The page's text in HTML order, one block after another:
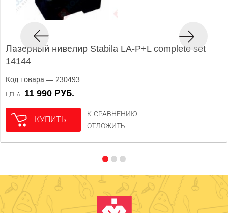
Лазерный нивелир Stabila LA-P+L complete set
14144
Код товара — 230493
ЦЕНА 11 990 РУБ.
КУПИТЬ
К СРАВНЕНИЮ
ОТЛОЖИТЬ